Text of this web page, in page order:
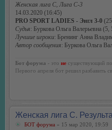
Женская лига С, Лига С-3
14.03.2020 (16:45)
PRO SPORT LADIES - Энгл 3-0
Судья: Буркова Ольга Валерьевна (5,
Лучшие игроки: Бренинг Анна
Автор сообщения: Буркова Ольга
Бот форума - это не существующий
Первого апреля бот решил разбавить
Женская лига С.
БОТ форума » 15 мар 2020, 19:59